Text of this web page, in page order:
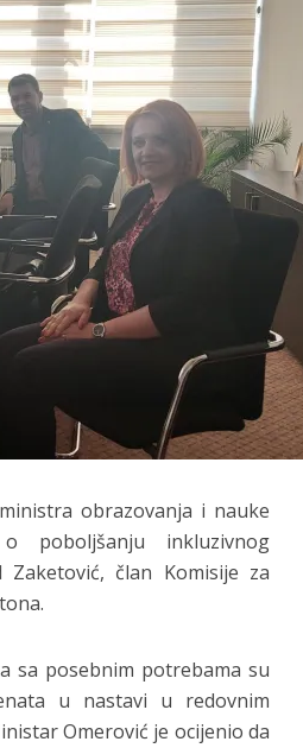
obrazovanja i nauke
poboljšanju inkluzivnog
član Komisije za
sa posebnim potrebama su
u nastavi u redovnim
Omerović je ocijenio da